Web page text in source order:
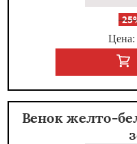
-
Цена:
Венок желто-